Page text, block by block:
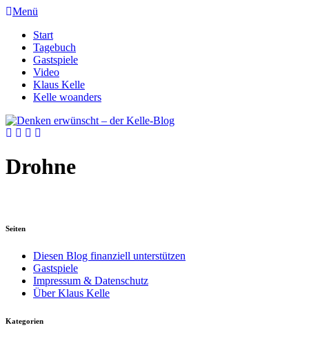
Menü
Start
Tagebuch
Gastspiele
Video
Klaus Kelle
Kelle woanders
Drohne
Seiten
Diesen Blog finanziell unterstützen
Gastspiele
Impressum & Datenschutz
Über Klaus Kelle
Kategorien